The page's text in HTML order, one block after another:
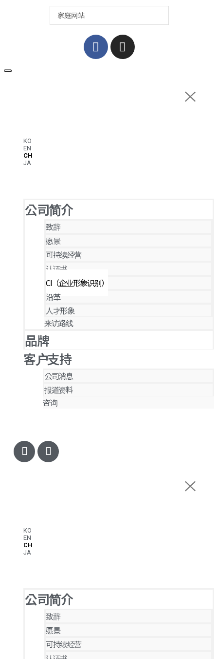
KO
EN
CH
JA
公司简介
致辞
愿景
可持续经营
认证书
CI（企业形象识别）
沿革
人才形象
来访路线
品牌
客户支持
公司消息
报道资料
咨询
KO
EN
CH
JA
公司简介
致辞
愿景
可持续经营